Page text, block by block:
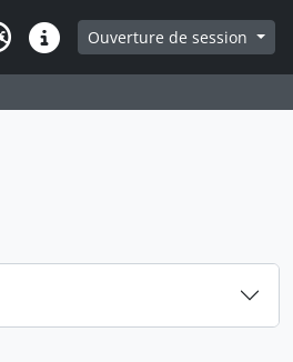
page
Liens rapidesOuverture de session